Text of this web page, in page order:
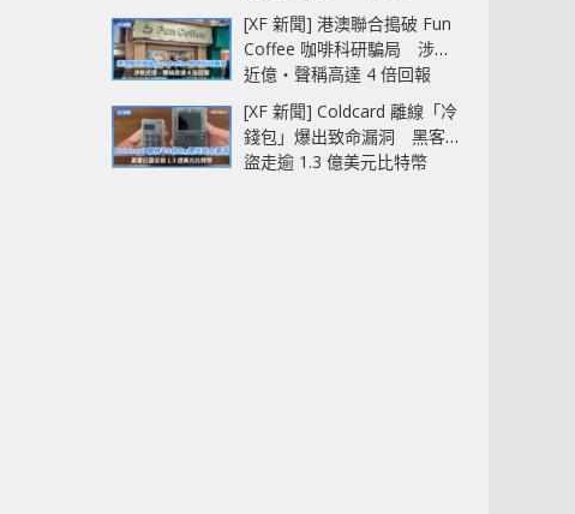
[XF 新聞] 港澳聯合搗破 Fun
Coffee 咖啡科研騙局 涉款
近億‧聲稱高達 4 倍回報
[XF 新聞] Coldcard 離線「冷
錢包」爆出致命漏洞 黑客已
盜走逾 1.3 億美元比特幣